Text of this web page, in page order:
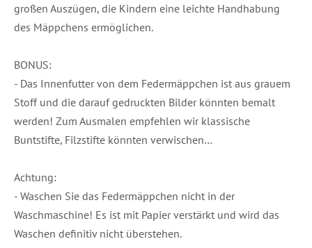
großen Auszügen, die Kindern eine leichte Handhabung
des Mäppchens ermöglichen.
BONUS:
- Das Innenfutter von dem Federmäppchen ist aus grauem
Stoff und die darauf gedruckten Bilder könnten bemalt
werden! Zum Ausmalen empfehlen wir klassische
Buntstifte, Filzstifte könnten verwischen…
Achtung:
- Waschen Sie das Federmäppchen nicht in der
Waschmaschine! Es ist mit Papier verstärkt und wird das
Waschen definitiv nicht überstehen.